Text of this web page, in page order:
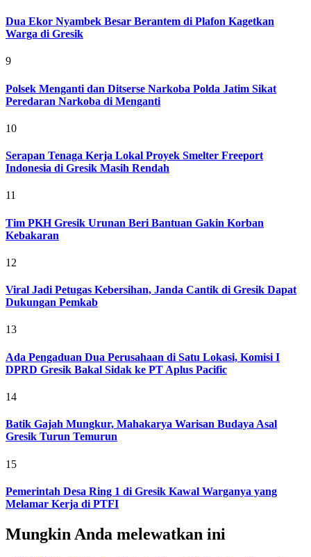
Dua Ekor Nyambek Besar Berantem di Plafon Kagetkan
Warga di Gresik
9
Polsek Menganti dan Ditserse Narkoba Polda Jatim Sikat
Peredaran Narkoba di Menganti
10
Serapan Tenaga Kerja Lokal Proyek Smelter Freeport
Indonesia di Gresik Masih Rendah
11
Tim PKH Gresik Urunan Beri Bantuan Gakin Korban
Kebakaran
12
Viral Jadi Petugas Kebersihan, Janda Cantik di Gresik Dapat
Dukungan Pemkab
13
Ada Pengaduan Dua Perusahaan di Satu Lokasi, Komisi I
DPRD Gresik Bakal Sidak ke PT Aplus Pacific
14
Batik Gajah Mungkur, Mahakarya Warisan Budaya Asal
Gresik Turun Temurun
15
Pemerintah Desa Ring 1 di Gresik Kawal Warganya yang
Melamar Kerja di PTFI
Mungkin Anda melewatkan ini